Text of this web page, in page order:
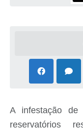
A infestação
reservatórios